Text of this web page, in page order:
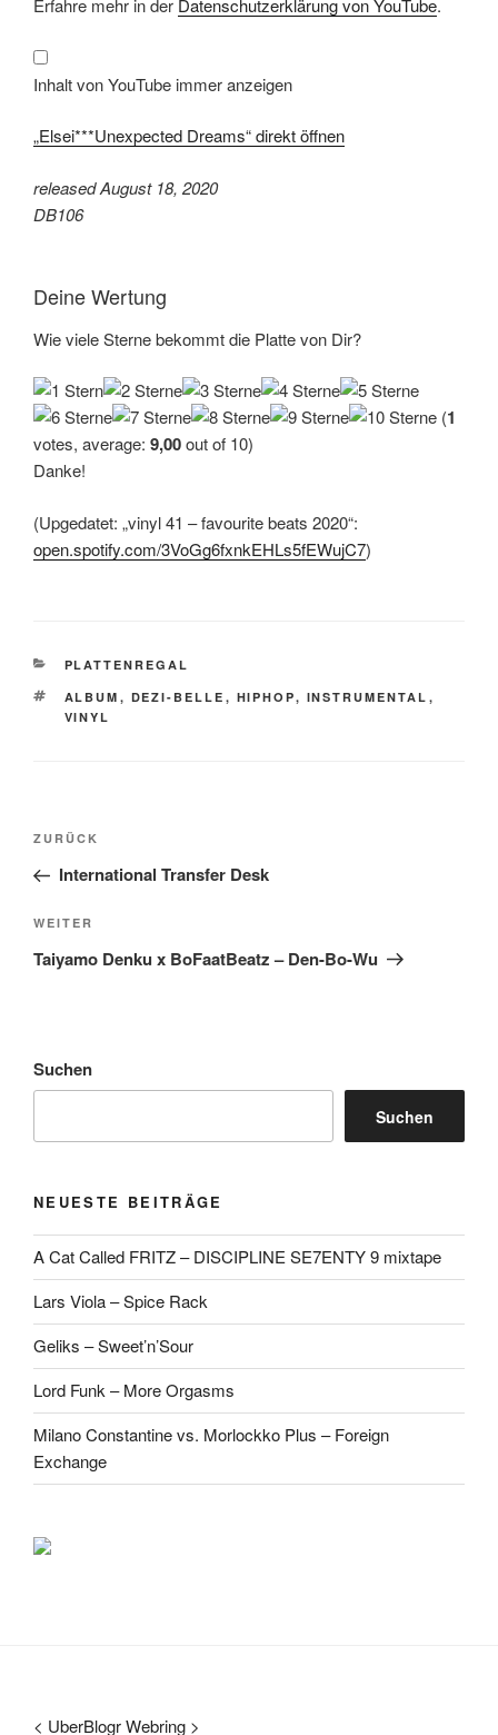
YouTube
Erfahre mehr in der Datenschutzerklärung von YouTube.
Inhalt von YouTube immer anzeigen
„Elsei***Unexpected Dreams“ direkt öffnen
released August 18, 2020
DB106
Deine Wertung
Wie viele Sterne bekommt die Platte von Dir?
(1
votes, average: 9,00out of 10)
Danke!
(Upgedatet: „vinyl 41 – favourite beats 2020“:
open.spotify.com/3VoGg6fxnkEHLs5fEWujC7)
KATEGORIEN
PLATTENREGAL
SCHLAGWÖRTER
ALBUM , DEZI-BELLE , HIPHOP, INSTRUMENTAL ,
VINYL
Beitragsnavigation
Vorheriger
Beitrag
ZURÜCK
International Transfer Desk
Nächster
Beitrag
WEITER
Taiyamo Denku x BoFaatBeatz – Den-Bo-Wu
Suchen
Suchen
NEUESTE BEITRÄGE
A Cat Called FRITZ – DISCIPLINE SE7ENTY 9 mixtape
Lars Viola – Spice Rack
Geliks – Sweet’n’Sour
Lord Funk – More Orgasms
Milano Constantine vs. Morlockko Plus – Foreign
Exchange
< UberBlogr Webring >